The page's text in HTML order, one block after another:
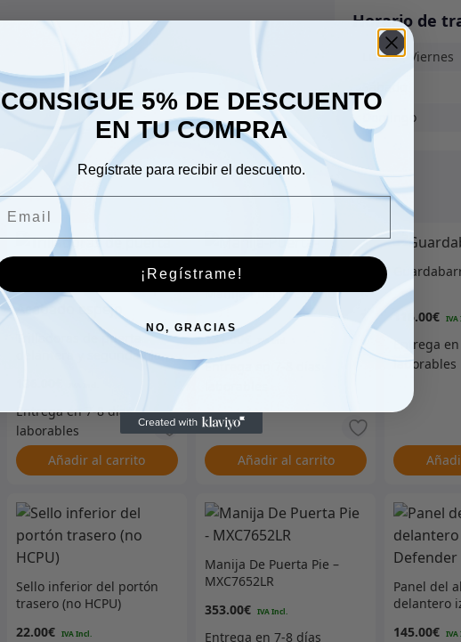
Horario de
Lunes - Viernes
Domingo
Trilladoras de puerta
delantera y segunda fila
Añadir al carrito
Manija-Puerta-Exterior
131.00
Añadir al carrito
116.00€
Sello inferior del portón
trasero (no HCPU)
22.00€
Manija De Puerta Pie –
MXC7652LR
353.00€
Panel del
delantero
145.00€
CONSIGUE 5% DE DESCUENTO
EN TU COMPRA
Regístrate para recibir el descuento.
¡Regístrame!
NO, GRACIAS